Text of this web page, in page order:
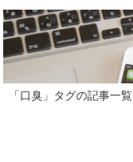
「口臭」タグの記事一覧